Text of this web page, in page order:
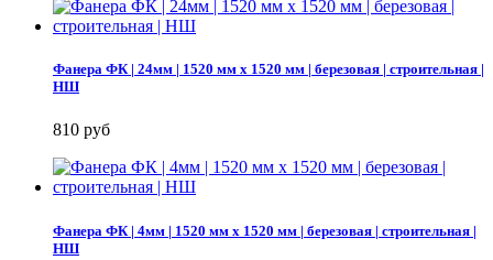
Фанера ФК | 24мм | 1520 мм х 1520 мм | березовая | строительная |
НШ
810 руб
Фанера ФК | 4мм | 1520 мм х 1520 мм | березовая | строительная |
НШ